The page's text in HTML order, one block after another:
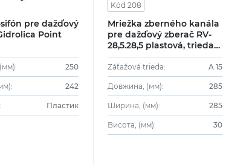
pre dažďový
Point
250
242
Пластик
Kód 208
Mriežka zberného kanála
pre dažďový zberač RV-
28,5.28,5 plastová, trieda
A
Záťažová trieda: A 15
Довжина, (мм): 285
Ширина, (мм): 285
Висота, (мм): 30